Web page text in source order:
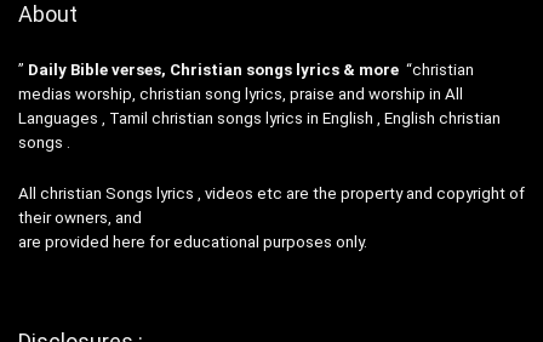
About
” Daily Bible verses, Christian songs lyrics & more “christian
medias worship, christian song lyrics, praise and worship in All
Languages , Tamil christian songs lyrics in English , English christian
songs .
All christian Songs lyrics , videos etc are the property and copyright of
their owners, and
are provided here for educational purposes only.